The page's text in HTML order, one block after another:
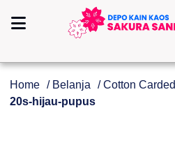
Home / Belanja /Cotton Carded
20s-hijau-pupus